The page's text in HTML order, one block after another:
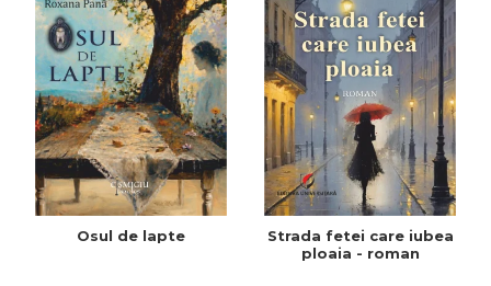
Osul de lapte
Strada fetei care iubea
ploaia - roman